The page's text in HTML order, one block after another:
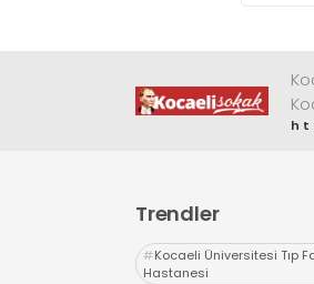
Trendler
#Kocaeli Üniversitesi Tıp
Hastanesi